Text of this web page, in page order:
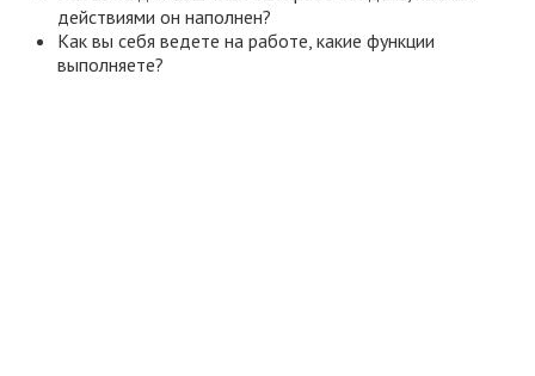
действиями он наполнен?
Как вы себя ведете на работе, какие функции
выполняете?